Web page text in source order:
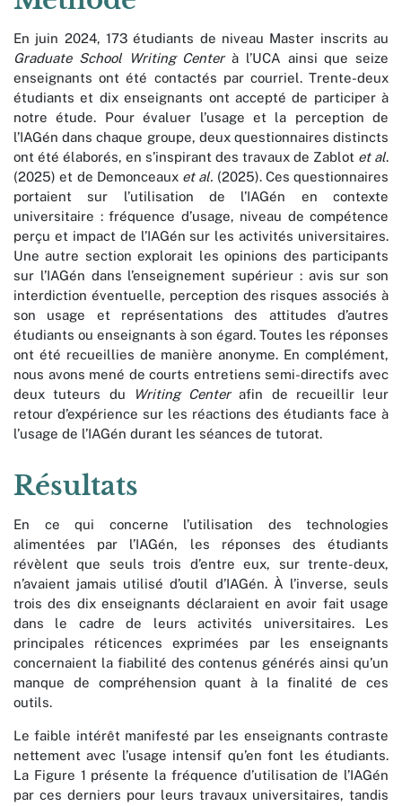
En juin 2024, 173 étudiants de niveau Master inscrits au
Graduate School Writing Centerà l’UCA ainsi que seize
enseignants ont été contactés par courriel. Trente-deux
étudiants et dix enseignants ont accepté de participer à
notre étude. Pour évaluer l’usage et la perception de
l’IAGén dans chaque groupe, deux questionnaires distincts
ont été élaborés, en s’inspirant des travaux de Zablot et al.
(2025) et de Demonceaux et al. (2025). Ces questionnaires
portaient sur l’utilisation de l’IAGén en contexte
universitaire : fréquence d’usage, niveau de compétence
perçu et impact de l’IAGén sur les activités universitaires.
Une autre section explorait les opinions des participants
sur l’IAGén dans l’enseignement supérieur : avis sur son
interdiction éventuelle, perception des risques associés à
son usage et représentations des attitudes d’autres
étudiants ou enseignants à son égard. Toutes les réponses
ont été recueillies de manière anonyme. En complément,
nous avons mené de courts entretiens semi-directifs avec
deux tuteurs du
Writing Centerafin de recueillir leur
retour d’expérience sur les réactions des étudiants face à
l’usage de l’IAGén durant les séances de tutorat.
Résultats
En ce qui concerne l’utilisation des technologies
alimentées par l’IAGén, les réponses des étudiants
révèlent que seuls trois d’entre eux, sur trente-deux,
n’avaient jamais utilisé d’outil d’IAGén. À l’inverse, seuls
trois des dix enseignants déclaraient en avoir fait usage
dans le cadre de leurs activités universitaires. Les
principales réticences exprimées par les enseignants
concernaient la fiabilité des contenus générés ainsi qu’un
manque de compréhension quant à la finalité de ces
outils.
Le faible intérêt manifesté par les enseignants contraste
nettement avec l’usage intensif qu’en font les étudiants.
La Figure 1 présente la fréquence d’utilisation de l’IAGén
par ces derniers pour leurs travaux universitaires, tandis